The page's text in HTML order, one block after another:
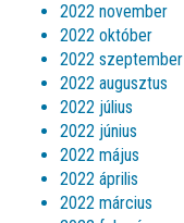
2022 november
2022 október
2022 szeptember
2022 augusztus
2022 július
2022 június
2022 május
2022 április
2022 március